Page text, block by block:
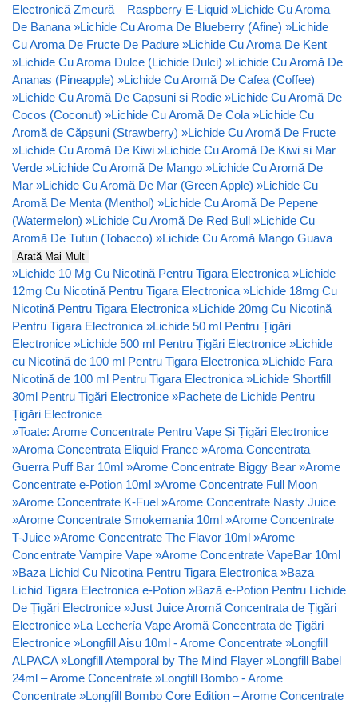
Electronică Zmeură – Raspberry E-Liquid »Lichide Cu Aroma
De Banana »Lichide Cu Aroma De Blueberry (Afine) »Lichide
Cu Aroma De Fructe De Padure »Lichide Cu Aroma De Kent
»Lichide Cu Aroma Dulce (Lichide Dulci) »Lichide Cu Aromă De
Ananas (Pineapple) »Lichide Cu Aromă De Cafea (Coffee)
»Lichide Cu Aromă De Capsuni si Rodie »Lichide Cu Aromă De
Cocos (Coconut) »Lichide Cu Aromă De Cola »Lichide Cu
Aromă de Căpșuni (Strawberry) »Lichide Cu Aromă De Fructe
»Lichide Cu Aromă De Kiwi »Lichide Cu Aromă De Kiwi si Mar
Verde »Lichide Cu Aromă De Mango »Lichide Cu Aromă De
Mar »Lichide Cu Aromă De Mar (Green Apple) »Lichide Cu
Aromă De Menta (Menthol) »Lichide Cu Aromă De Pepene
(Watermelon) »Lichide Cu Aromă De Red Bull »Lichide Cu
Aromă De Tutun (Tobacco) »Lichide Cu Aromă Mango Guava
Arată Mai Mult
»Lichide 10 Mg Cu Nicotină Pentru Tigara Electronica »Lichide
12mg Cu Nicotină Pentru Tigara Electronica »Lichide 18mg Cu
Nicotină Pentru Tigara Electronica »Lichide 20mg Cu Nicotină
Pentru Tigara Electronica »Lichide 50 ml Pentru Țigări
Electronice »Lichide 500 ml Pentru Țigări Electronice »Lichide
cu Nicotină de 100 ml Pentru Tigara Electronica »Lichide Fara
Nicotină de 100 ml Pentru Tigara Electronica »Lichide Shortfill
30ml Pentru Țigări Electronice »Pachete de Lichide Pentru
Țigări Electronice
»Toate: Arome Concentrate Pentru Vape Și Țigări Electronice
»Aroma Concentrata Eliquid France »Aroma Concentrata
Guerra Puff Bar 10ml »Arome Concentrate Biggy Bear »Arome
Concentrate e-Potion 10ml »Arome Concentrate Full Moon
»Arome Concentrate K-Fuel »Arome Concentrate Nasty Juice
»Arome Concentrate Smokemania 10ml »Arome Concentrate
T-Juice »Arome Concentrate The Flavor 10ml »Arome
Concentrate Vampire Vape »Arome Concentrate VapeBar 10ml
»Baza Lichid Cu Nicotina Pentru Tigara Electronica »Baza
Lichid Tigara Electronica e-Potion »Bază e-Potion Pentru Lichide
De Țigări Electronice »Just Juice Aromă Concentrata de Țigări
Electronice »La Lechería Vape Aromă Concentrata de Țigări
Electronice »Longfill Aisu 10ml - Arome Concentrate »Longfill
ALPACA »Longfill Atemporal by The Mind Flayer »Longfill Babel
24ml – Arome Concentrate »Longfill Bombo - Arome
Concentrate »Longfill Bombo Core Edition – Arome Concentrate